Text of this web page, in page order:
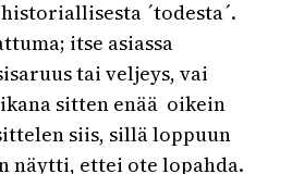
´todesta´.
itse asiassa
tai veljeys, vai
sitten enää oikein
siis, sillä loppuun
näytti, ettei ote lopahda.